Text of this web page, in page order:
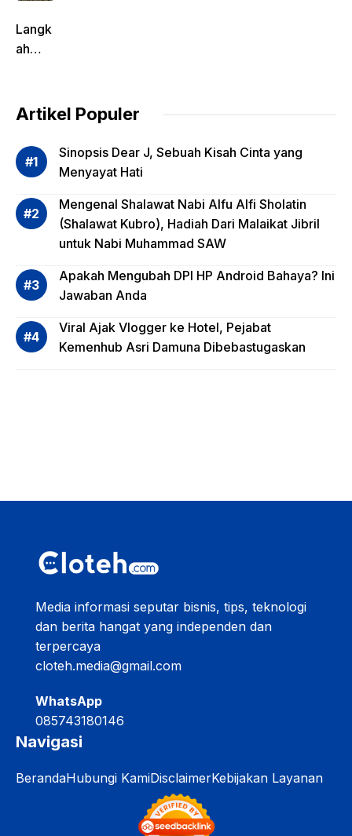
Langk
ah
dalam
si
Risiko
asi
Reksa
Saja?
Artikel Populer
Sinopsis Dear J, Sebuah Kisah Cinta yang
Menyayat Hati
Mengenal Shalawat Nabi Alfu Alfi Sholatin
(Shalawat Kubro), Hadiah Dari Malaikat Jibril
untuk Nabi Muhammad SAW
Apakah Mengubah DPI HP Android Bahaya? Ini
Jawaban Anda
Viral Ajak Vlogger ke Hotel, Pejabat
Kemenhub Asri Damuna Dibebastugaskan
Media informasi seputar bisnis, tips, teknologi
dan berita hangat yang independen dan
terpercaya
cloteh.media@gmail.com
WhatsApp
085743180146
Navigasi
BerandaHubungi KamiDisclaimerKebijakan Layanan